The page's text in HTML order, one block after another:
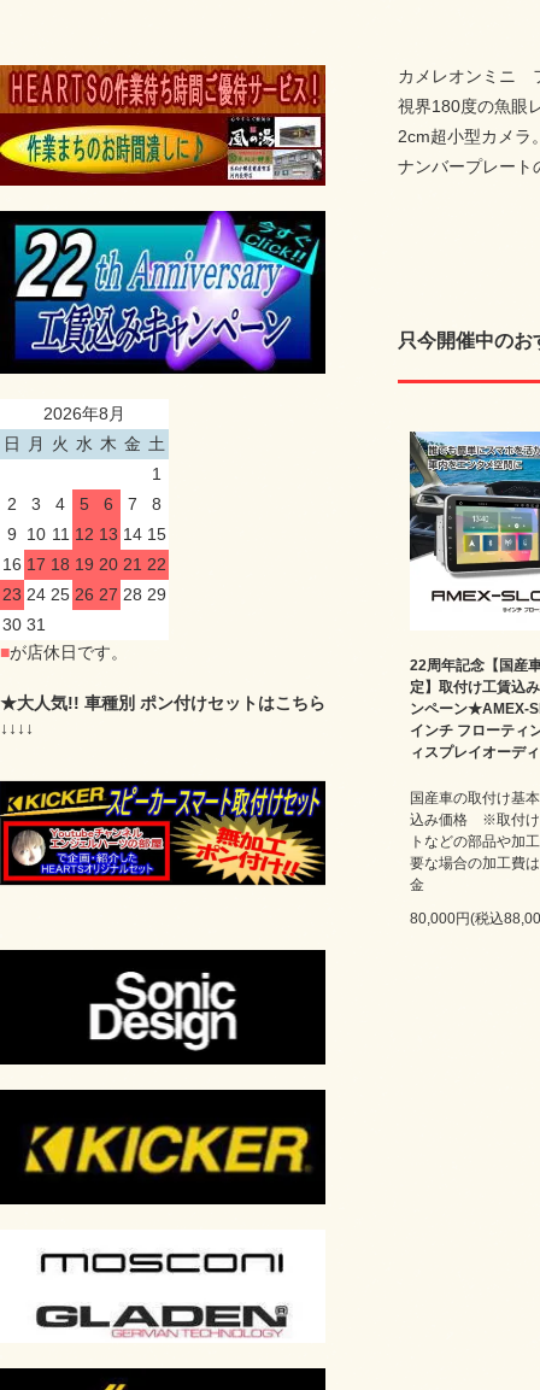
2026年8月
日
月 火 水 木 金 土
1
2
3 4 5 6 7
8
9
10 11 12 13 14 15
16 17 18 19 20 21 22
23 24 25 26 27 28 29
30 31
■が店休日です。
★大人気!! 車種別 ポン付けセットはこちら
↓↓↓↓
カメレオンミニ
視界180度の魚眼
2cm超小型カメラ
ナンバープレート
只今開催中の
22周年記念【国産
定】取付け工賃込
ンペーン★AMEX-
インチ フローティ
ィスプレイオーデ
国産車の取付け基
込み価格 ※取付け
トなどの部品や加
要な場合の加工費
金
80,000円(税込